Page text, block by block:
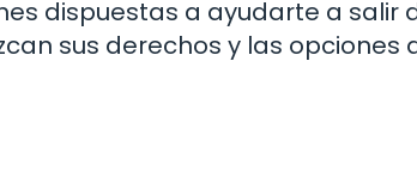
dispuestas a ayudarte a salir
sus derechos y las opciones